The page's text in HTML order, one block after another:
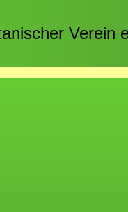
Verein